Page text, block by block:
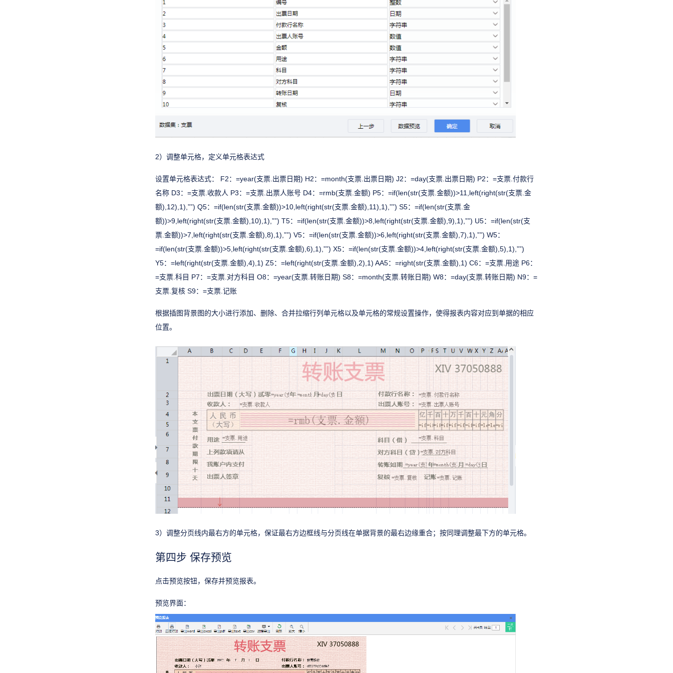
2）调整单元格，定义单元格表达式
设置单元格表达式： F2：=year(支票.出票日期) H2：=month(支票.出票日期) J2：=day(支票.出票日期) P2：=支票.付款行
名称 D3：=支票.收款人 P3：=支票.出票人账号 D4：=rmb(支票.金额) P5：=if(len(str(支票.金额))>11,left(right(str(支票.金
额),12),1),””) Q5：=if(len(str(支票.金额))>10,left(right(str(支票.金额),11),1),””) S5：=if(len(str(支票.金
额))>9,left(right(str(支票.金额),10),1),””) T5：=if(len(str(支票.金额))>8,left(right(str(支票.金额),9),1),””) U5：=if(len(str(支
票.金额))>7,left(right(str(支票.金额),8),1),””) V5：=if(len(str(支票.金额))>6,left(right(str(支票.金额),7),1),””) W5：
=if(len(str(支票.金额))>5,left(right(str(支票.金额),6),1),””) X5：=if(len(str(支票.金额))>4,left(right(str(支票.金额),5),1),””)
Y5：=left(right(str(支票.金额),4),1) Z5：=left(right(str(支票.金额),2),1) AA5：=right(str(支票.金额),1) C6：=支票.用途 P6：
=支票.科目 P7：=支票.对方科目 O8：=year(支票.转账日期) S8：=month(支票.转账日期) W8：=day(支票.转账日期) N9：=
支票.复核 S9：=支票.记账
根据插图背景图的大小进行添加、删除、合并拉缩行列单元格以及单元格的常规设置操作，使得报表内容对应到单据的相应
位置。
3）调整分页线内最右方的单元格，保证最右方边框线与分页线在单据背景的最右边缘重合；按同理调整最下方的单元格。
第四步 保存预览
点击预览按钮，保存并预览报表。
预览界面：